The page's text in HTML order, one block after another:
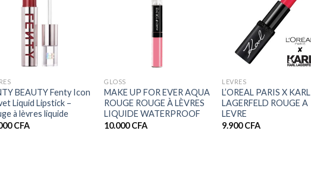
BEAUTY Fenty Icon
Liquid Lipstick –
à lèvres liquide
CFA
GLOSS
MAKE UP FOR EVER AQUA
ROUGE ROUGE À LÈVRES
LIQUIDE WATERPROOF
10.000CFA
LEVRES
L’OREAL PARIS X KARL
LAGERFELD ROUGE A
LEVRE
9.900CFA